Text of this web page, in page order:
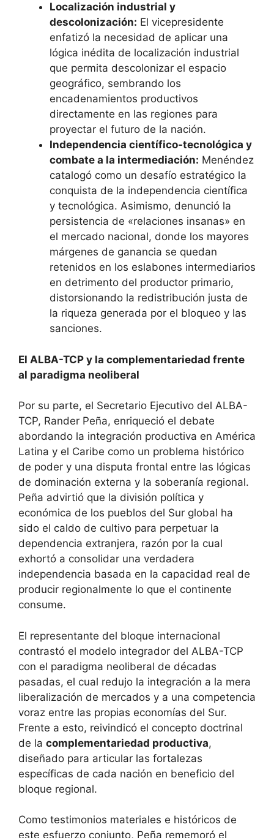
Localización industrial y
descolonización: El vicepresidente
enfatizó la necesidad de aplicar una
lógica inédita de localización industrial
que permita descolonizar el espacio
geográfico, sembrando los
encadenamientos productivos
directamente en las regiones para
proyectar el futuro de la nación.
Independencia científico-tecnológica y
combate a la intermediación: Menéndez
catalogó como un desafío estratégico la
conquista de la independencia científica
y tecnológica. Asimismo, denunció la
persistencia de «relaciones insanas» en
el mercado nacional, donde los mayores
márgenes de ganancia se quedan
retenidos en los eslabones intermediarios
en detrimento del productor primario,
distorsionando la redistribución justa de
la riqueza generada por el bloqueo y las
sanciones.
El ALBA-TCP y la complementariedad frente
al paradigma neoliberal
Por su parte, el Secretario Ejecutivo del ALBA-
TCP, Rander Peña, enriqueció el debate
abordando la integración productiva en América
Latina y el Caribe como un problema histórico
de poder y una disputa frontal entre las lógicas
de dominación externa y la soberanía regional.
Peña advirtió que la división política y
económica de los pueblos del Sur global ha
sido el caldo de cultivo para perpetuar la
dependencia extranjera, razón por la cual
exhortó a consolidar una verdadera
independencia basada en la capacidad real de
producir regionalmente lo que el continente
consume.
El representante del bloque internacional
contrastó el modelo integrador del ALBA-TCP
con el paradigma neoliberal de décadas
pasadas, el cual redujo la integración a la mera
liberalización de mercados y a una competencia
voraz entre las propias economías del Sur.
Frente a esto, reivindicó el concepto doctrinal
de la complementariedad productiva,
diseñado para articular las fortalezas
específicas de cada nación en beneficio del
bloque regional.
Como testimonios materiales e históricos de
este esfuerzo conjunto, Peña rememoró el